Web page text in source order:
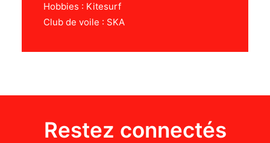
Hobbies : Kitesurf
Club de voile : SKA
Restez connectés